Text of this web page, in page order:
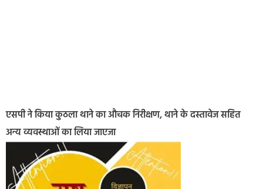
एसपी ने किया कुठला थाने का औचक निरीक्षण, थाने के दस्तावेज सहित
अन्य व्यवस्थाओं का लिया जाएजा